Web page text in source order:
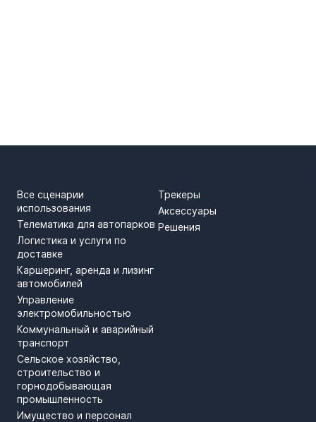
Все сценарии
использования
Телематика для автопарков
Логистика и услуги по
доставке
Каршеринг, аренда и лизинг
автомобилей
Управление
электромобильностью
Коммунальный и аварийный
транспорт
Сельское хозяйство,
строительство и
горнодобывающая
промышленность
Имущество и персонал
Трекеры
Аксессуары
Решения